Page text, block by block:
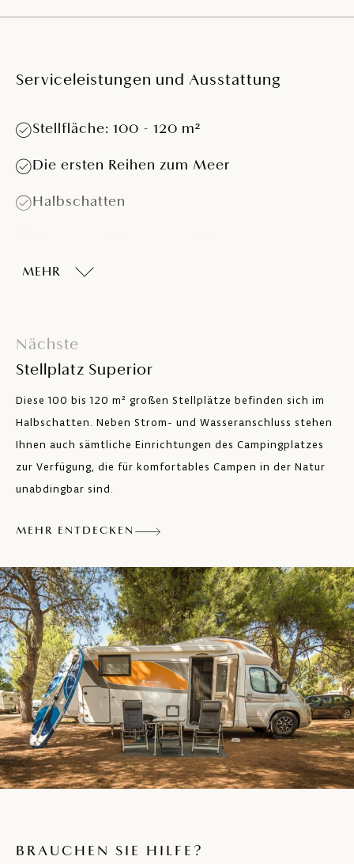
Serviceleistungen und Ausstattung
Stellfläche: 100 - 120 m²
Die ersten Reihen zum Meer
Halbschatten
Geeignet für Wohnwagen > 5,5 m
MEHR
Nächste
Stellplatz Superior
Diese 100 bis 120 m² großen Stellplätze befinden sich im
Halbschatten. Neben Strom- und Wasseranschluss stehen
Ihnen auch sämtliche Einrichtungen des Campingplatzes
zur Verfügung, die für komfortables Campen in der Natur
unabdingbar sind.
MEHR ENTDECKEN
BRAUCHEN SIE HILFE?